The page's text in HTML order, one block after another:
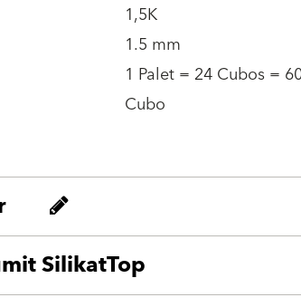
1,5K
1.5 mm
1 Palet = 24 Cubos =
Cubo
SilikatTop